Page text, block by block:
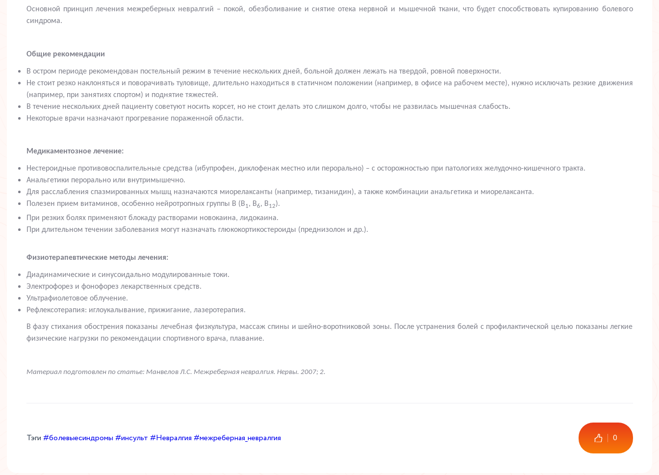
Основной принцип лечения межреберных невралгий – покой, обезболивание и снятие отека нервной и мышечной ткани, что будет способствовать купированию болевого
синдрома.
Общие рекомендации
В остром периоде рекомендован постельный режим в течение нескольких дней, больной должен лежать на твердой, ровной поверхности.
Не стоит резко наклоняться и поворачивать туловище, длительно находиться в статичном положении (например, в офисе на рабочем месте), нужно исключать резкие движения
(например, при занятиях спортом) и поднятие тяжестей.
В течение нескольких дней пациенту советуют носить корсет, но не стоит делать это слишком долго, чтобы не развилась мышечная слабость.
Некоторые врачи назначают прогревание пораженной области.
Медикаментозное лечение:
Нестероидные противовоспалительные средства (ибупрофен, диклофенак местно или перорально) – с осторожностью при патологиях желудочно-кишечного тракта.
Анальгетики перорально или внутримышечно.
Для расслабления спазмированных мышц назначаются миорелаксанты (например, тизанидин), а также комбинации анальгетика и миорелаксанта.
Полезен прием витаминов, особенно нейротропных группы В (В1, В6, В12).
При резких болях применяют блокаду растворами новокаина, лидокаина.
При длительном течении заболевания могут назначать глюкокортикостероиды (преднизолон и др.).
Физиотерапевтические методы лечения:
Диадинамические и синусоидально модулированные токи.
Электрофорез и фонофорез лекарственных средств.
Ультрафиолетовое облучение.
Рефлексотерапия: иглоукалывание, прижигание, лазеротерапия.
В фазу стихания обострения показаны лечебная физкультура, массаж спины и шейно-воротниковой зоны. После устранения болей с профилактической целью показаны легкие
физические нагрузки по рекомендации спортивного врача, плавание.
Материал подготовлен по статье: Манвелов Л.С. Межреберная невралгия. Нервы. 2007; 2.
Тэги #болевыесиндромы #инсульт #Невралгия #межреберная_невралгия 0